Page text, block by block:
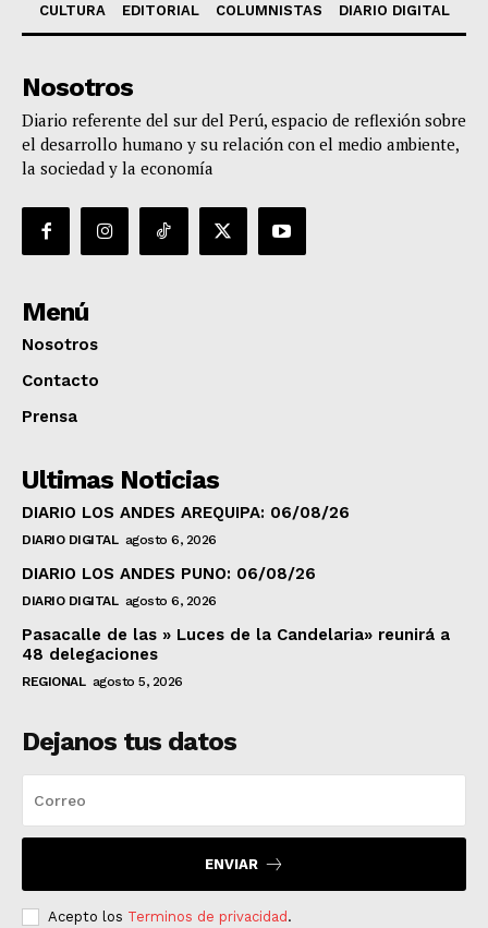
CULTURA
EDITORIAL COLUMNISTAS DIARIO DIGITAL
Nosotros
Diario referente del sur del Perú, espacio de reflexión sobre
el desarrollo humano y su relación con el medio ambiente,
la sociedad y la economía
Menú
Nosotros
Contacto
Prensa
Ultimas Noticias
DIARIO LOS ANDES AREQUIPA: 06/08/26
DIARIO DIGITAL agosto 6, 2026
DIARIO LOS ANDES PUNO: 06/08/26
DIARIO DIGITAL agosto 6, 2026
Pasacalle de las » Luces de la Candelaria» reunirá a
48 delegaciones
REGIONAL agosto 5, 2026
Dejanos tus datos
ENVIAR
Acepto los Terminos de privacidad .